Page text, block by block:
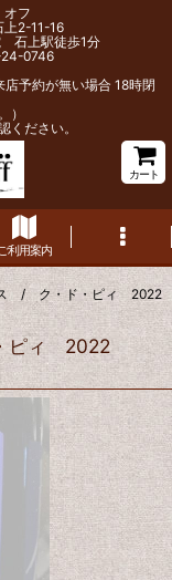
フ
2-11-16
石上駅徒歩1分
0746
店予約が無い場合 18時閉
）
ください。
カート
利用案内
ス / ク・ド・ピィ 2022
ピィ 2022